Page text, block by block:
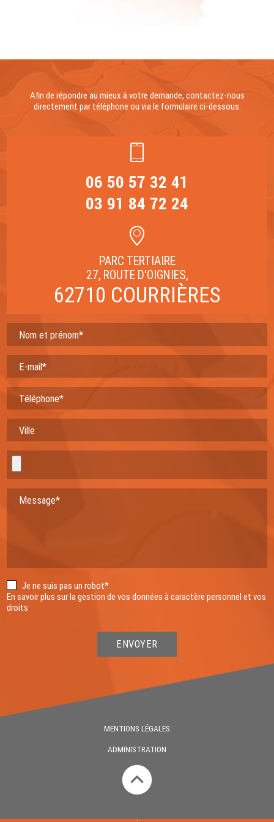
Afin de répondre au mieux à votre demande, contactez-nous
directement par téléphone ou via le formulaire ci-dessous.
06 50 57 32 41
03 91 84 72 24
PARC TERTIAIRE
27, ROUTE D'OIGNIES,
62710 COURRIÈRES
Nom et prénom*
E-mail*
Téléphone*
Ville
Message*
Je ne suis pas un robot*
En savoir plus sur la gestion de vos données à caractère personnel et vos
droits
ENVOYER
MENTIONS LÉGALES
ADMINISTRATION